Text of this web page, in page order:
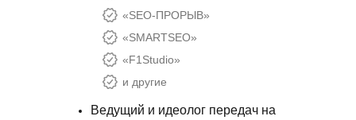
«SEO-ПРОРЫВ»
«SMARTSEO»
«F1Studio»
и другие
Ведущий и идеолог передач на